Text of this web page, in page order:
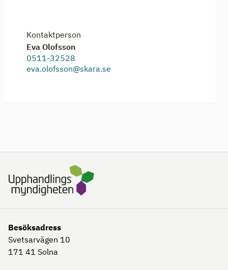
Kontaktperson
Eva Olofsson
0511-32528
eva.olofsson@skara.se
Besöksadress
Svetsarvägen 10
171 41 Solna